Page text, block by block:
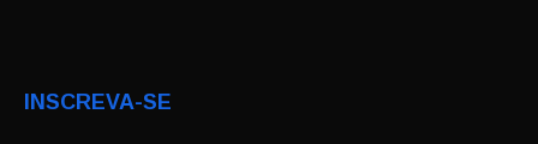
INSCREVA-SE